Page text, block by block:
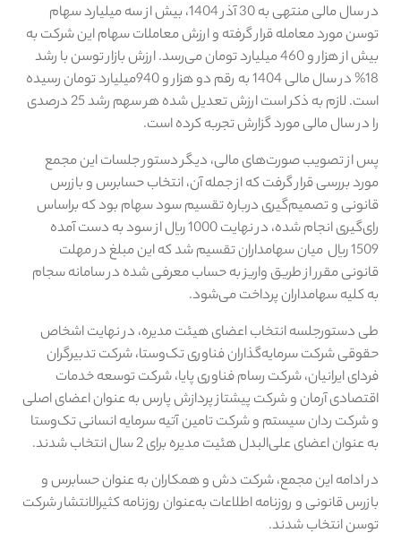
در سال مالی منتهی به 30 آذر 1404، بیش از سه میلیارد سهام
توسن مورد معامله قرار گرفته و ارزش معاملات سهام این شرکت به
بیش از هزار و 460 میلیارد تومان می‌رسد. ارزش بازار توسن با رشد
18% در سال مالی 1404 به رقم دو هزار و 940میلیارد تومان رسیده
است. لازم به ذکر است ارزش تعدیل شده هر سهم رشد 25 درصدی
را در سال مالی مورد گزارش تجربه کرده است.
پس از تصویب صورت‌های مالی، دیگر دستور جلسات این مجمع
مورد بررسی قرار گرفت که از جمله آن، انتخاب حسابرس و بازرس
قانونی و تصمیم‌گیری درباره تقسیم سود سهام بود که براساس
رای‌گیری انجام شده، در نهایت 1000 ریال از سود به دست آمده
1509 ریال میان سهامداران تقسیم شد که این مبلغ در مهلت
قانونی مقرر از طریق واریز به حساب معرفی شده در سامانه سجام
به کلیه سهامداران پرداخت می‌شود.
طی دستورجلسه انتخاب اعضای هیئت مدیره، در نهایت اشخاص
حقوقی شرکت سرمایه‌گذاران فناوری تک‌وستا، شرکت تدبیرگران
فردای ایرانیان، شرکت رسام فناوری پایا، شرکت توسعه خدمات
اقتصادی آرمان و شرکت پیشتاز پردازش پارس به عنوان اعضای اصلی
و شرکت ردان سیستم و شرکت تامین آتیه سرمایه انسانی تک‌وستا
به عنوان اعضای علی‌البدل هئیت مدیره برای 2 سال انتخاب شدند.
در ادامه این مجمع، شرکت دش و همکاران به عنوان حسابرس و
بازرس قانونی و روزنامه اطلاعات به‌عنوان روزنامه کثیرالانتشار شرکت
توسن انتخاب شدند.